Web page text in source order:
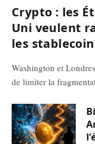
Crypto : les
Uni veulent
les
Washington et
de limiter la